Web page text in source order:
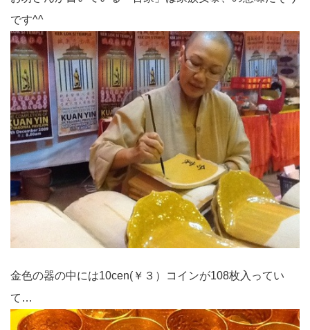
です^^
金色の器の中には10cen(￥３）コインが108枚入ってい
て…